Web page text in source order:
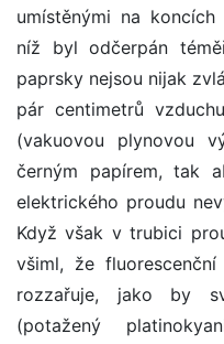
umístěnými na
níž byl odčerpán
paprsky nejsou nijak
pár centimetrů
(vakuovou plynovou
černým papírem, tak
elektrického proudu
Když však v trubici
všiml, že
rozzařuje, jako by
(potažený